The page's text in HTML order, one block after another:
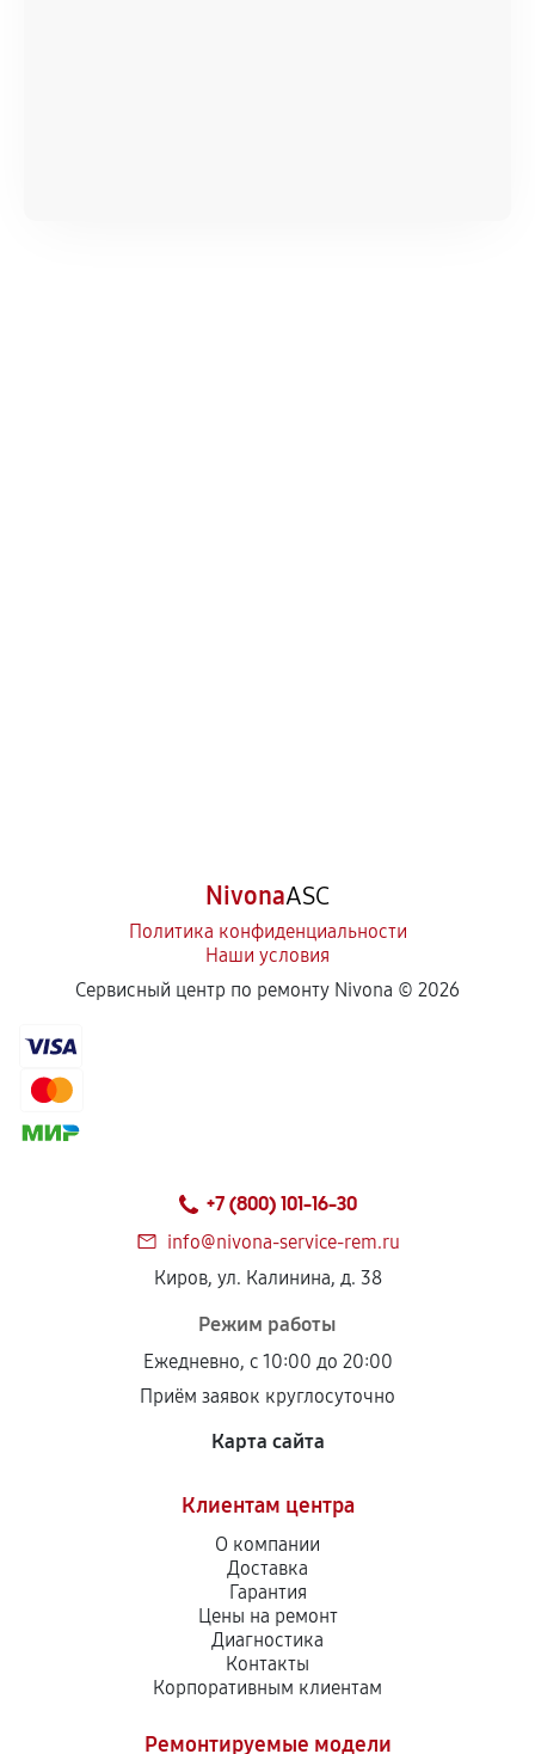
NivonaASC
Политика конфиденциальности
Наши условия
Сервисный центр по ремонту Nivona © 2026
+7 (800) 101-16-30
info@nivona-service-rem.ru
Киров, ул. Калинина, д. 38
Режим работы
Ежедневно, с 10:00 до 20:00
Приём заявок круглосуточно
Карта сайта
Клиентам центра
О компании
Доставка
Гарантия
Цены на ремонт
Диагностика
Контакты
Корпоративным клиентам
Ремонтируемые модели